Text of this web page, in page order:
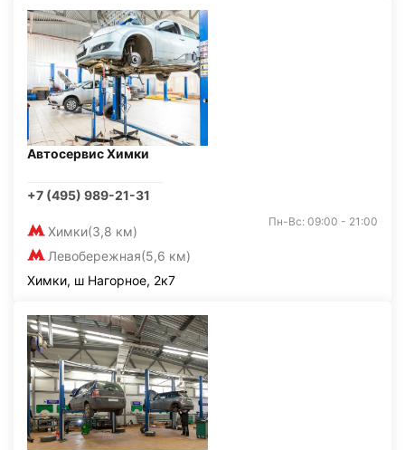
Автосервис Химки
+7 (495) 989-21-31
Химки(3,8 км)
Левобережная(5,6 км)
Пн-Вс: 09:00 - 21:00
Химки, ш Нагорное, 2к7